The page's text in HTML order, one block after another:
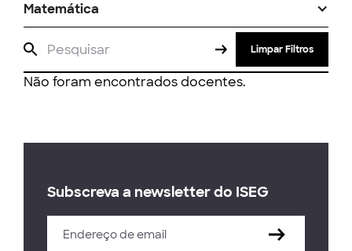
Matemática
Limpar Filtros
Não foram encontrados docentes.
Subscreva a newsletter do ISEG